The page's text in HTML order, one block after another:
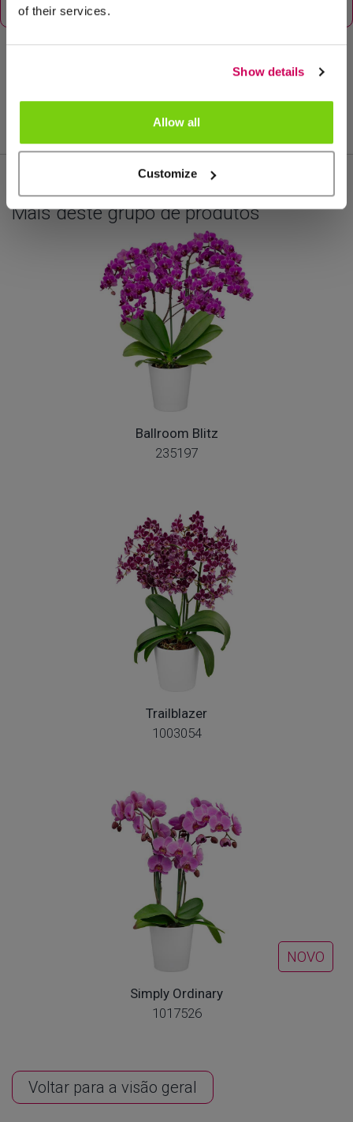
of their services.
Show details
Allow all
Customize
Mais deste grupo de produtos
Ballroom Blitz
235197
Trailblazer
1003054
NOVO
Simply Ordinary
1017526
Voltar para a visão geral